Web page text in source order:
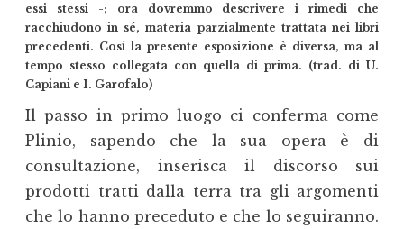
essi stessi -; ora dovremmo descrivere i rimedi che
racchiudono in sé, materia parzialmente trattata nei libri
precedenti. Così la presente esposizione è diversa, ma al
tempo stesso collegata con quella di prima. (trad. di U.
Capiani e I. Garofalo)
Il passo in primo luogo ci conferma come
Plinio, sapendo che la sua opera è di
consultazione, inserisca il discorso sui
prodotti tratti dalla terra tra gli argomenti
che lo hanno preceduto e che lo seguiranno.